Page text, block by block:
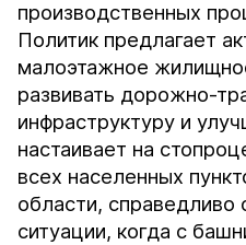
производственных
Политик предлагает
малоэтажное
развивать дорожно-
инфраструктуру и
настаивает на
всех населенных
области, справедливо
ситуации, когда с